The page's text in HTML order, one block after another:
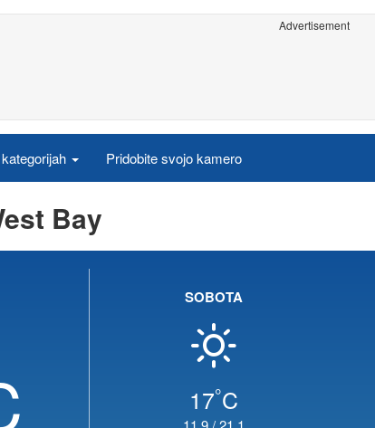
Advertisement
Pridobite svojo kamero
Bay
SOBOTA
17°C